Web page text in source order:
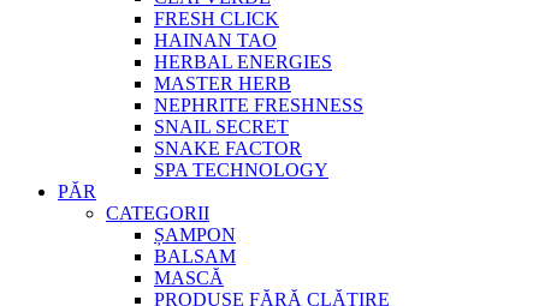
FRESH CLICK
HAINAN TAO
HERBAL ENERGIES
MASTER HERB
NEPHRITE FRESHNESS
SNAIL SECRET
SNAKE FACTOR
SPA TECHNOLOGY
PĂR
CATEGORII
ȘAMPON
BALSAM
MASCĂ
PRODUSE FĂRĂ CLĂTIRE